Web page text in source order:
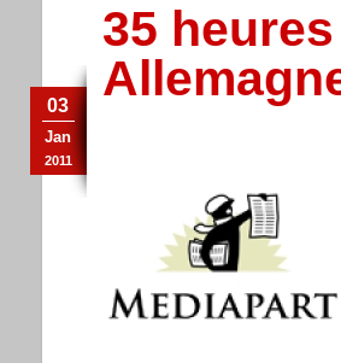
35
03
Jan
2011